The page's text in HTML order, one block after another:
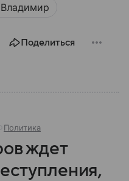
Поделиться
Политика
ждет